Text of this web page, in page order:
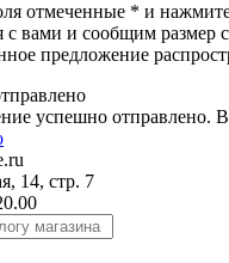
отмеченные * и
вами и сообщим размер
предложение
успешно отправлено.
14, стр. 7